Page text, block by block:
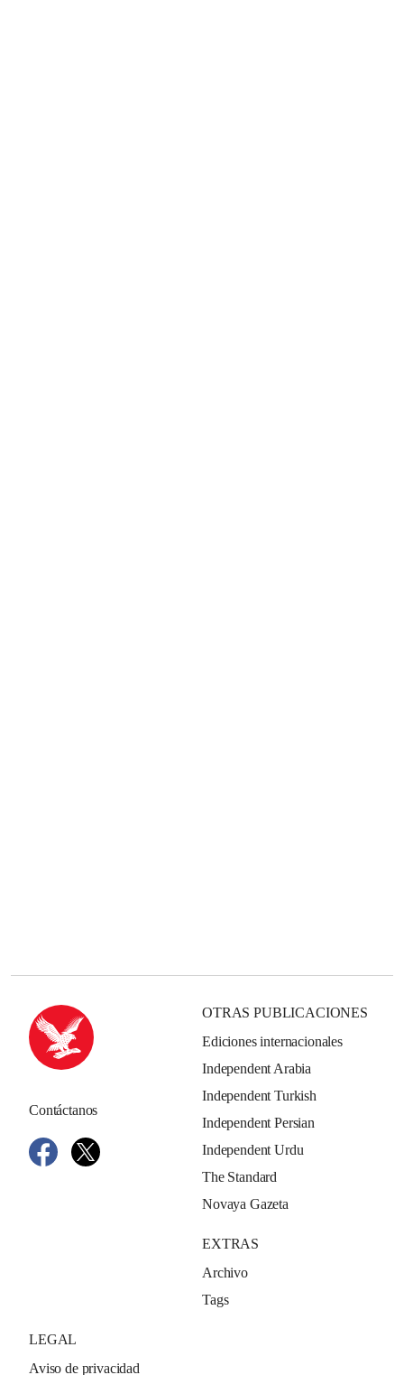
Contáctanos
OTRAS PUBLICACIONES
Ediciones internacionales
Independent Arabia
Independent Turkish
Independent Persian
Independent Urdu
The Standard
Novaya Gazeta
EXTRAS
Archivo
Tags
LEGAL
Aviso de privacidad